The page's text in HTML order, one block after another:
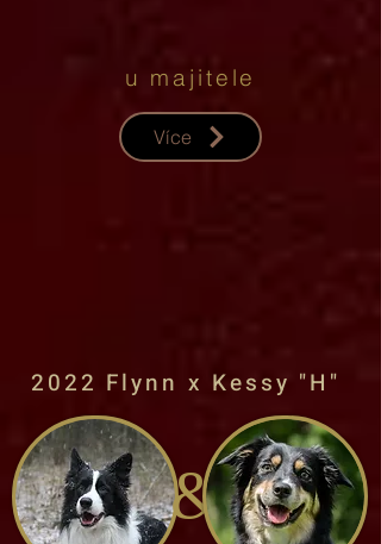
u majitele
Více
2022 Flynn x Kessy "H"
&